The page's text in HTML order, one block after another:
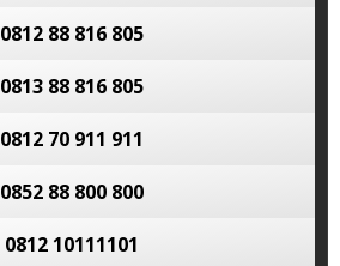
0812 88 816 805
0813 88 816 805
0812 70 911 911
0852 88 800 800
0812 10111101